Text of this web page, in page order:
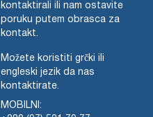
kontaktirali ili nam ostavite
poruku putem obrasca za
kontakt.
Možete koristiti grčki ili
engleski jezik da nas
kontaktirate.
MOBILNI: